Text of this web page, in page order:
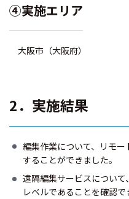
④実施エリア
大阪市（大阪府）
2．実施結果
編集作業について、リモ
することができました。
遠隔編集サービスについ
レベルであることを確認で